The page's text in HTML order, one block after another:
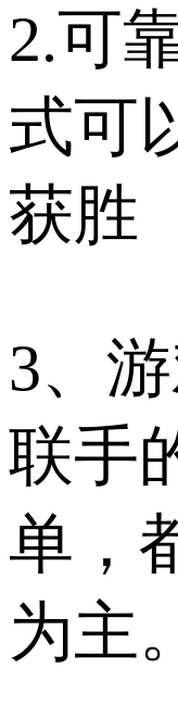
2.可
式可
获胜
3、
联手
单，
为主。